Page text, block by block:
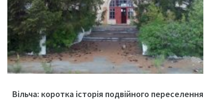
Вільча: коротка історія подвійного переселення